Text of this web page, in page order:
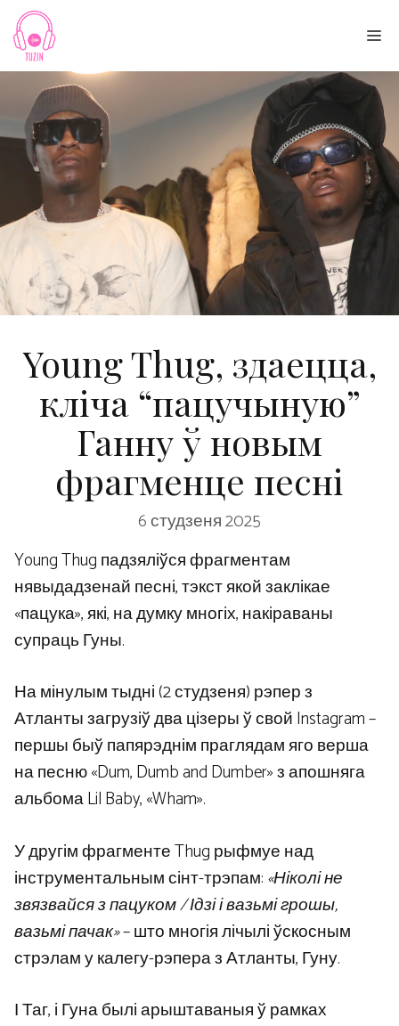
Skip
content
Young Thug, здаецца,
кліча “пацучыную”
Ганну ў новым
фрагменце песні
6 студзеня 2025
Young Thug падзяліўся фрагментам
нявыдадзенай песні, тэкст якой заклікае
«пацука», які, на думку многіх, накіраваны
супраць Гуны.
На мінулым тыдні (2 студзеня) рэпер з
Атланты загрузіў два цізеры ў свой Instagram –
першы быў папярэднім праглядам яго верша
на песню «Dum, Dumb and Dumber» з апошняга
альбома Lil Baby, «Wham».
У другім фрагменте Thug рыфмуе над
інструментальным сінт-трэпам:«Ніколі не
звязвайся з пацуком / Ідзі і вазьмі грошы,
вазьмі пачак»– што многія лічылі ўскосным
стрэлам у калегу-рэпера з Атланты, Гуну.
І Таг, і Гуна былі арыштаваныя ў рамках